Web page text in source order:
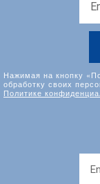
Нажимая на кнопку
обработку своих
Политике